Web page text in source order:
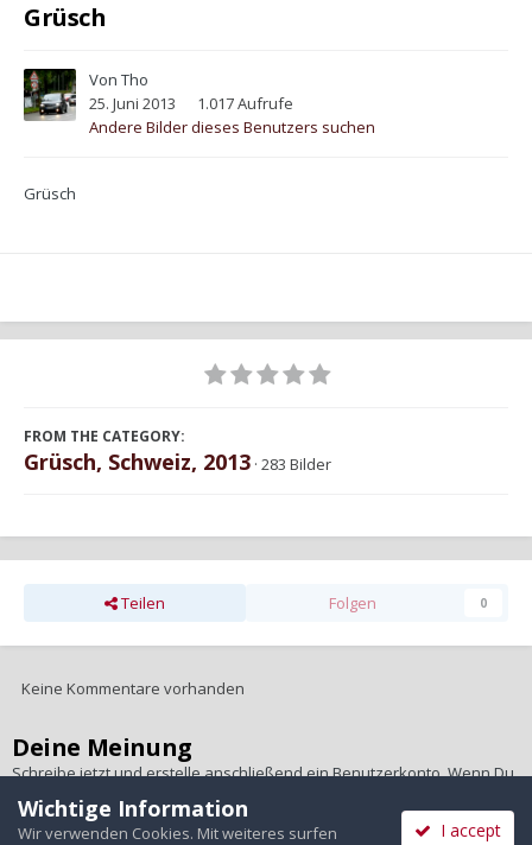
Grüsch
Von Tho
25. Juni 2013
1.017 Aufrufe
Andere Bilder dieses Benutzers suchen
Grüsch
FROM THE CATEGORY:
Grüsch, Schweiz, 2013 · 283 Bilder
Teilen Folgen 0
Keine Kommentare vorhanden
Deine Meinung
Schreibe jetzt und erstelle anschließend ein Benutzerkonto. Wenn Du
ein Benutzerkonto hast,
melde Dich bitte an
Benutzernamen zu schreiben.
Wichtige Information
Wir verwenden Cookies. Mit weiteres surfen I accept